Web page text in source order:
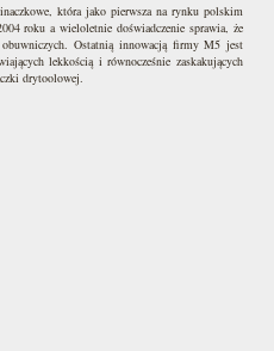
która jako pierwsza na rynku polskim
roku a wieloletnie doświadczenie sprawia, że
Ostatnią innowacją firmy M5 jest
lekkością i równocześnie zaskakujących
drytoolowej.